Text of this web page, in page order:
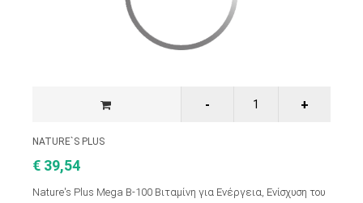
NATURE`S PLUS
€ 39,54
Nature's Plus Mega B-100 Βιταμίνη για Ενέργεια, Ενίσχυση του